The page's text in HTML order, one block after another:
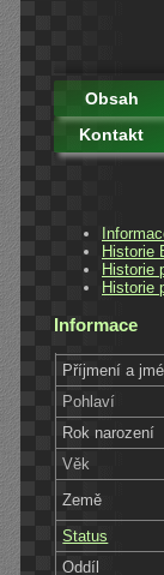
Obsah
Kontakt
Historie
Historie
Historie
Informace
Příjmení a
Pohlaví
Rok narození
Věk
Země
Status
Oddíl